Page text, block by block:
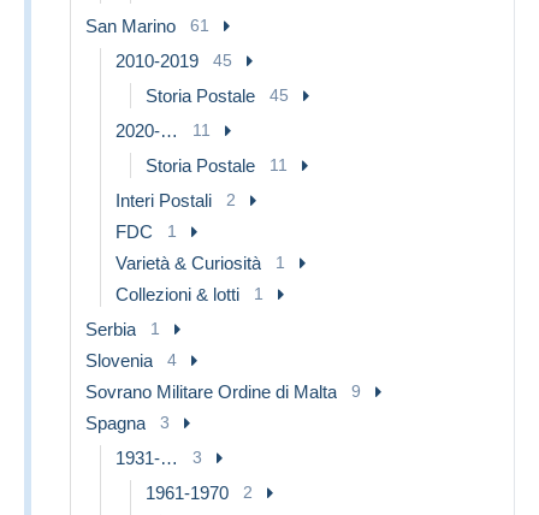
San Marino
61
2010-2019 45
Storia Postale 45
2020-… 11
Storia Postale 11
Interi Postali 2
FDC 1
Varietà & Curiosità 1
Collezioni & lotti 1
Serbia 1
Slovenia 4
Sovrano Militare Ordine di Malta 9
Spagna 3
1931-… 3
1961-1970 2